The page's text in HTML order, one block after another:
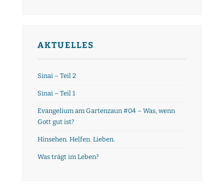
AKTUELLES
Sinai – Teil 2
Sinai – Teil 1
Evangelium am Gartenzaun #04 – Was, wenn
Gott gut ist?
Hinsehen. Helfen. Lieben.
Was trägt im Leben?